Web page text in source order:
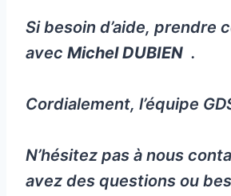
Si besoin d’aide, prendre
avec Michel DUBIEN .
Cordialement, l’équipe
N’hésitez pas à nous
avez des questions ou